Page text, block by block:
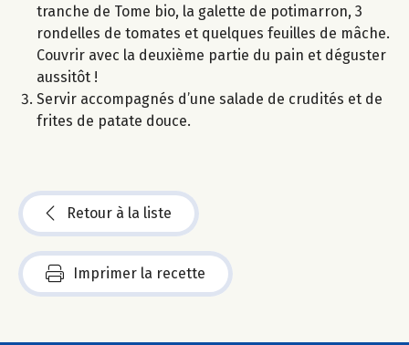
tranche de Tome bio, la galette de potimarron, 3
rondelles de tomates et quelques feuilles de mâche.
Couvrir avec la deuxième partie du pain et déguster
aussitôt !
Servir accompagnés d’une salade de crudités et de
frites de patate douce.
Retour à la liste
Imprimer la recette